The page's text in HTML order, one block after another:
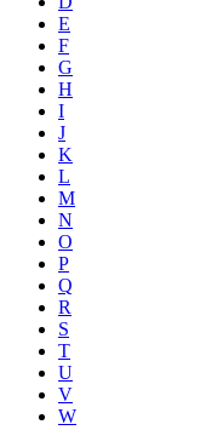
E
F
G
H
I
J
K
L
M
N
O
P
Q
R
S
T
U
V
W